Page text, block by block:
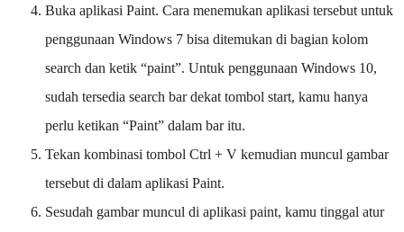
Buka aplikasi Paint. Cara menemukan aplikasi tersebut untuk
penggunaan Windows 7 bisa ditemukan di bagian kolom
search dan ketik “paint”. Untuk penggunaan Windows 10,
sudah tersedia search bar dekat tombol start, kamu hanya
perlu ketikan “Paint” dalam bar itu.
Tekan kombinasi tombol Ctrl + V kemudian muncul gambar
tersebut di dalam aplikasi Paint.
Sesudah gambar muncul di aplikasi paint, kamu tinggal atur